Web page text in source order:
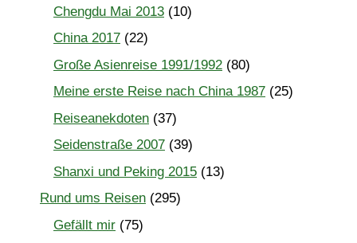
Chengdu Mai 2013 (10)
China 2017 (22)
Große Asienreise 1991/1992 (80)
Meine erste Reise nach China 1987 (25)
Reiseanekdoten (37)
Seidenstraße 2007 (39)
Shanxi und Peking 2015 (13)
Rund ums Reisen (295)
Gefällt mir (75)